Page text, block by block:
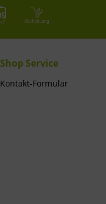
Shop Service
Kontakt-Formular